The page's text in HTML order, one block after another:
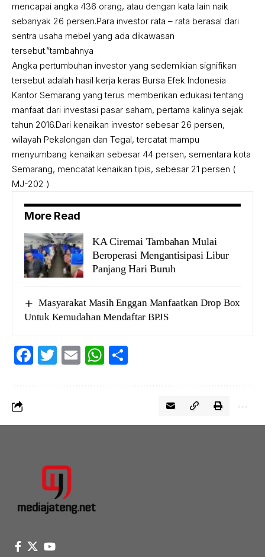
mencapai angka 436 orang, atau dengan kata lain naik
sebanyak 26 persen.Para investor rata – rata berasal dari
sentra usaha mebel yang ada dikawasan
tersebut.”tambahnya
Angka pertumbuhan investor yang sedemikian signifikan
tersebut adalah hasil kerja keras Bursa Efek Indonesia
Kantor Semarang yang terus memberikan edukasi tentang
manfaat dari investasi pasar saham, pertama kalinya sejak
tahun 2016.Dari kenaikan investor sebesar 26 persen,
wilayah Pekalongan dan Tegal, tercatat mampu
menyumbang kenaikan sebesar 44 persen, sementara kota
Semarang, mencatat kenaikan tipis, sebesar 21 persen (
MJ-202 )
More Read
KA Ciremai Tambahan Mulai
Beroperasi Mengantisipasi Libur
Panjang Hari Buruh
Masyarakat Masih Enggan Manfaatkan Drop Box
Untuk Kemudahan Mendaftar BPJS
Facebook
Twitter
EmailWhatsApp